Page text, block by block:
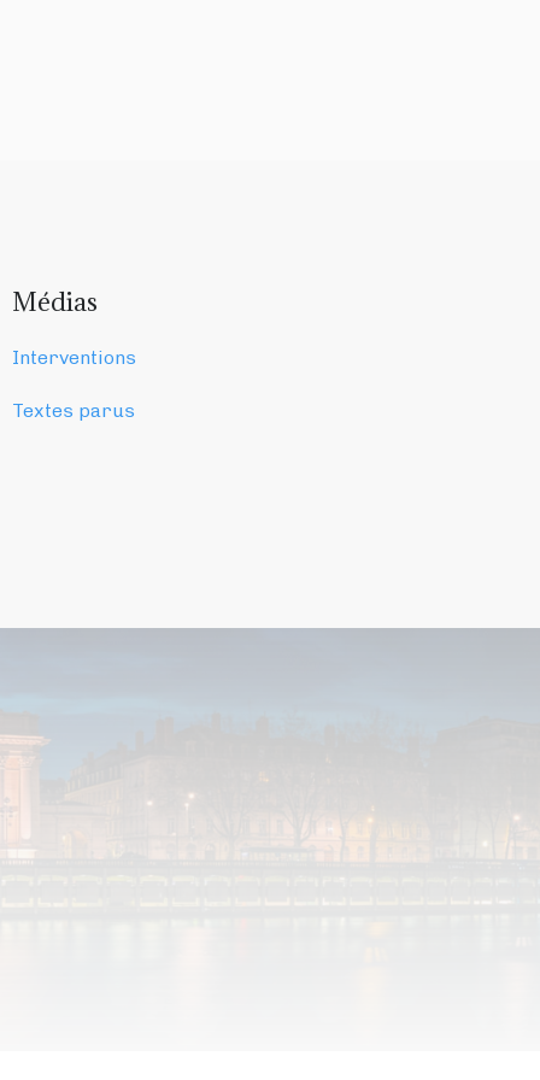
Médias
Interventions
Textes parus